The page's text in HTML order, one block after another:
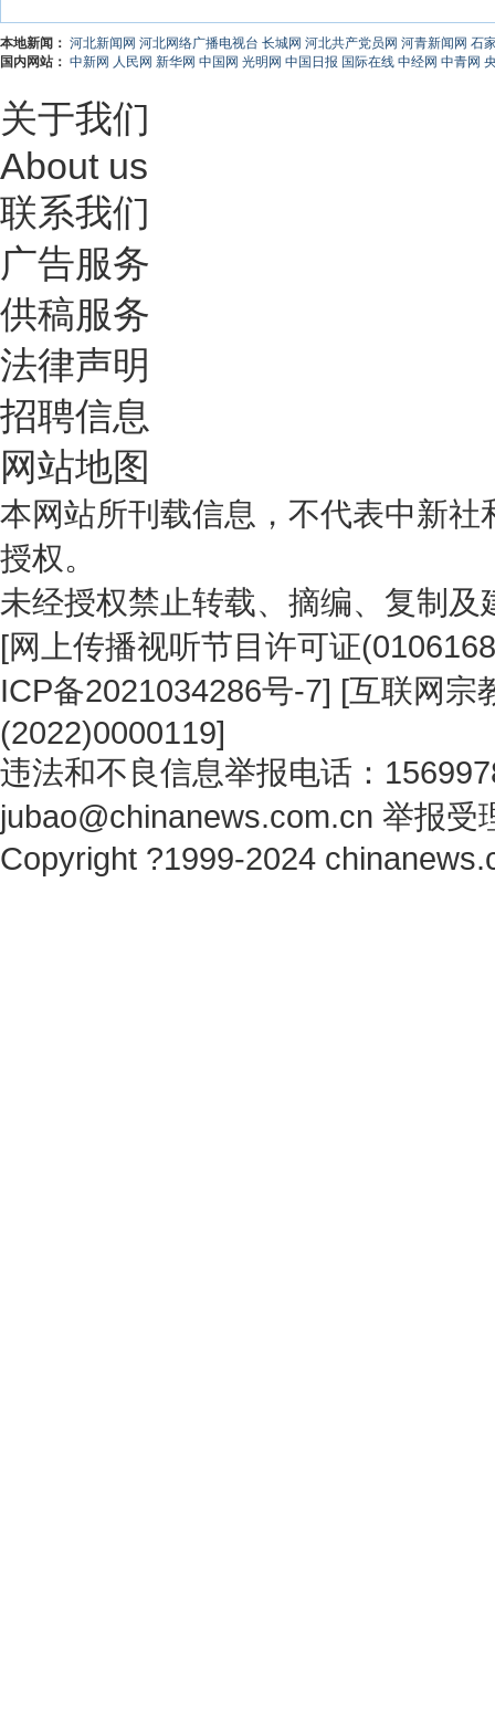
本地新闻： 河北新闻网 河北网络广播电视台 长城网 河北共产党员网 河青新闻网 石
国内网站： 中新网 人民网 新华网 中国网 光明网 中国日报 国际在线 中经网 中青网
关于我们
About us
联系我们
广告服务
供稿服务
法律声明
招聘信息
网站地图
本网站所刊载信息，不代表中新
授权。
未经授权禁止转载、摘编、复制
[网上传播视听节目许可证
ICP备2021034286号-7] [互联网宗
(2022)0000119]
违法和不良信息举报电话：
jubao@chinanews.com.cn 举报受
Copyright ?1999-2024